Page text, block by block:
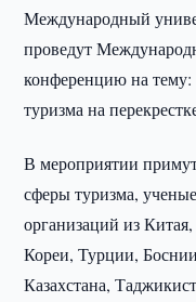
Международный
проведут
конференцию на
туризма на
В мероприятии
сферы туризма,
организаций из
Кореи, Турции,
Казахстана,